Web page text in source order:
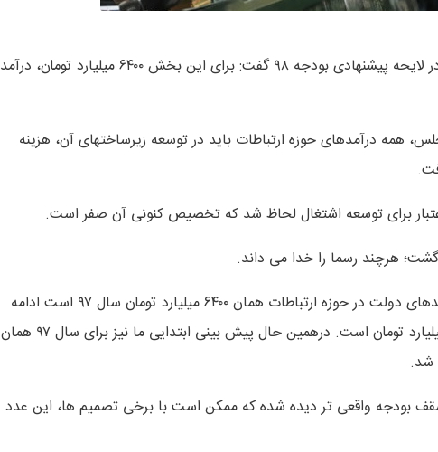
وزیر ارتباطات با اشاره به سهم فناوری اطلاعات و ارتباطات در لایحه پیشنهادی بودجه ۹۸ گفت: برای این بخش ۶۴۰۰ میلیارد تومان، درآمد
همه درآمدهای حوزه ارتباطات باید در توسعه زیرساختهای آن، هزینه
وزیر ارتباطات با بیان اینکه امسال در لایحه بودجه ۹۸، درآمدهای دولت در حوزه ارتباطات همان ۶۴۰۰ میلیارد تومان سال ۹۷ است ادامه
داد: پیش بینی تحقق این درآمد در سال ۹۷ ، حدود ۵۲۰۰ میلیارد تومان است. درهمین حال پیش بینی ابتدایی ما نیز برای سال ۹۷ همان
امسال در لایحه پیشنهادی دولت برای سال ۹۸، سقف بودجه واقعی تر دیده شده که ممکن است با برخی تصمیم ها، این عدد